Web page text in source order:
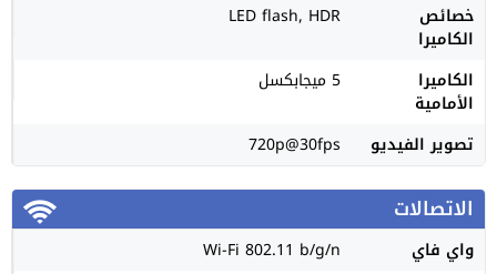
خصائص
الكاميرا
LED flash, HDR
الكاميرا
الأمامية
5 ميجابكسل
تصوير الفيديو 720p@30fps
الاتصالات
واي فاي
Wi-Fi 802.11 b/g/n